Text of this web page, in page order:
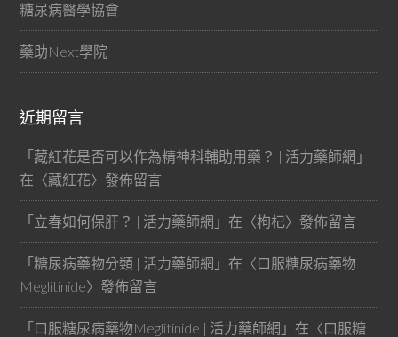
糖尿病醫學協會
藥助Next學院
近期留言
「藏紅花是否可以作為精神科輔助用藥？ | 活力藥師網 」
在〈藏紅花〉發佈留言
「立春如何保肝？ | 活力藥師網 」在〈枸杞〉發佈留言
「糖尿病藥物分類 | 活力藥師網 」在〈口服糖尿病藥物
Meglitinide〉發佈留言
「口服糖尿病藥物Meglitinide | 活力藥師網 」在〈口服糖